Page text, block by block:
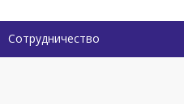
Сотрудничество